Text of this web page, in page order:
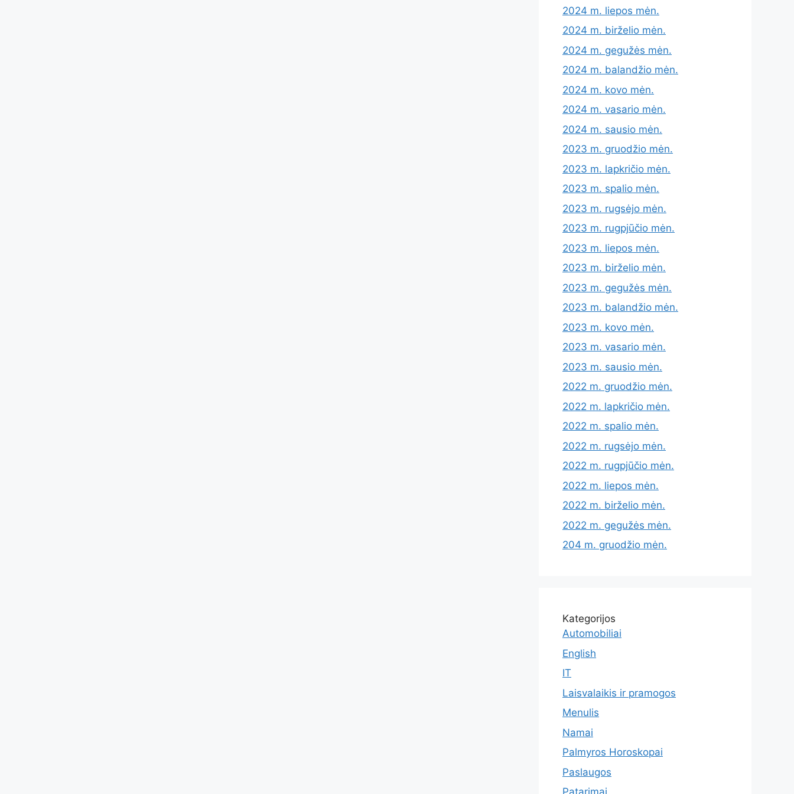
2024 m. liepos mėn.
2024 m. birželio mėn.
2024 m. gegužės mėn.
2024 m. balandžio mėn.
2024 m. kovo mėn.
2024 m. vasario mėn.
2024 m. sausio mėn.
2023 m. gruodžio mėn.
2023 m. lapkričio mėn.
2023 m. spalio mėn.
2023 m. rugsėjo mėn.
2023 m. rugpjūčio mėn.
2023 m. liepos mėn.
2023 m. birželio mėn.
2023 m. gegužės mėn.
2023 m. balandžio mėn.
2023 m. kovo mėn.
2023 m. vasario mėn.
2023 m. sausio mėn.
2022 m. gruodžio mėn.
2022 m. lapkričio mėn.
2022 m. spalio mėn.
2022 m. rugsėjo mėn.
2022 m. rugpjūčio mėn.
2022 m. liepos mėn.
2022 m. birželio mėn.
2022 m. gegužės mėn.
204 m. gruodžio mėn.
Kategorijos
Automobiliai
English
IT
Laisvalaikis ir pramogos
Menulis
Namai
Palmyros Horoskopai
Paslaugos